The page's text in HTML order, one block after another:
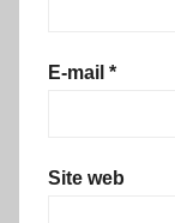
E-mail *
Site web